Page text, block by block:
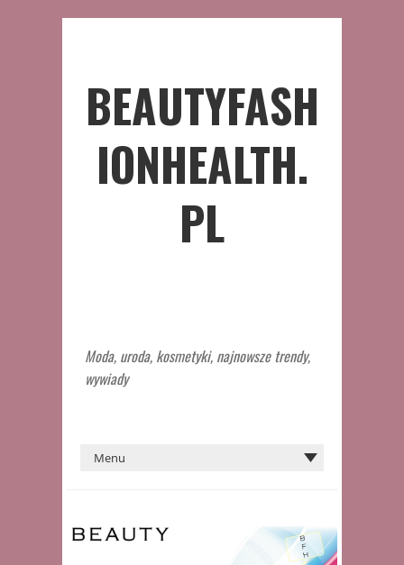
BEAUTYFASH
IONHEALTH.
PL
Moda, uroda, kosmetyki, najnowsze trendy,
wywiady